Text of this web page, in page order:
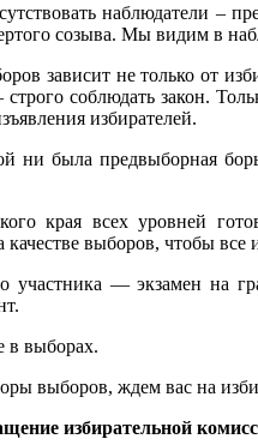
наблюдатели –
созыва. Мы видим в
зависит не только от
соблюдать закон.
избирателей.
ни была предвыборная
края всех уровней
выборов, чтобы
участника — экзамен на
в выборах.
выборов, ждем вас на
избирательной